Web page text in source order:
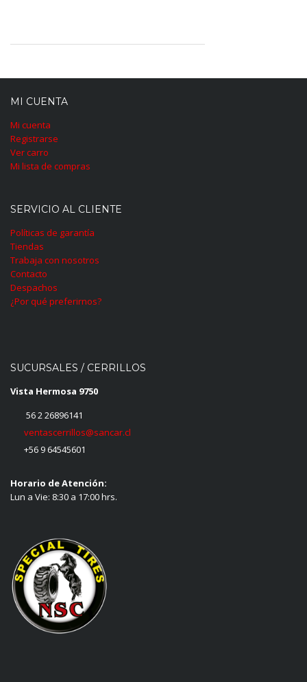
MI CUENTA
Mi cuenta
Registrarse
Ver carro
Mi lista de compras
SERVICIO AL CLIENTE
Políticas de garantía
Tiendas
Trabaja con nosotros
Contacto
Despachos
¿Por qué preferirnos?
SUCURSALES / CERRILLOS
Vista Hermosa 9750
56 2 26896141
ventascerrillos@sancar.cl
+56 9 64545601
Horario de Atención:
Lun a Vie: 8:30 a 17:00 hrs.